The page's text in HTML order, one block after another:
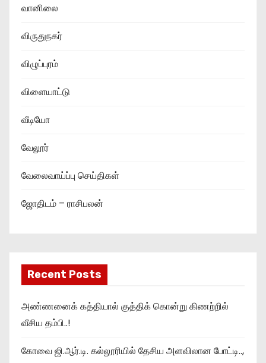
வானிலை
விருதுநகர்
விழுப்புரம்
விளையாட்டு
வீடியோ
வேலூர்
வேலைவாய்ப்பு செய்திகள்
ஜோதிடம் – ராசிபலன்
Recent Posts
அண்ணனைக் கத்தியால் குத்திக் கொன்று கிணற்றில்
வீசிய தம்பி..!
கோவை ஜி.ஆர்.டி. கல்லூரியில் தேசிய அளவிலான போட்டி..,